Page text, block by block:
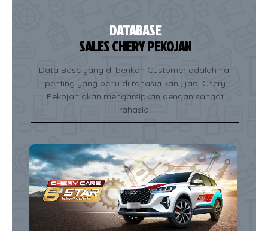
DATABASE
SALES CHERY PEKOJAN
Data Base yang di berikan Customer adalah hal
penting yang perlu di rahasia kan , jadi Chery
Pekojan akan mengarsipkan dengan sangat
rahasia.